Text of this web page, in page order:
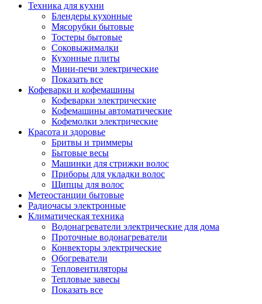
Техника для кухни
Блендеры кухонные
Мясорубки бытовые
Тостеры бытовые
Соковыжималки
Кухонные плиты
Мини-печи электрические
Показать все
Кофеварки и кофемашины
Кофеварки электрические
Кофемашины автоматические
Кофемолки электрические
Красота и здоровье
Бритвы и триммеры
Бытовые весы
Машинки для стрижки волос
Приборы для укладки волос
Щипцы для волос
Метеостанции бытовые
Радиочасы электронные
Климатическая техника
Водонагреватели электрические для дома
Проточные водонагреватели
Конвекторы электрические
Обогреватели
Тепловентиляторы
Тепловые завесы
Показать все